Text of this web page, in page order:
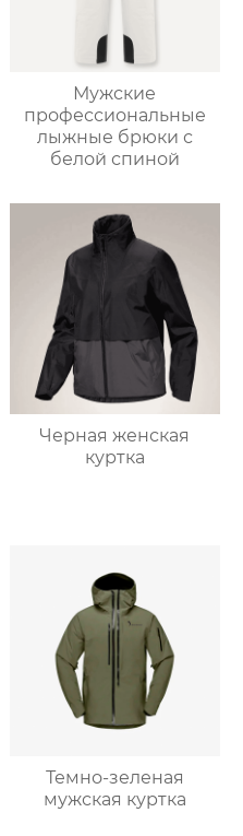
Мужские
профессиональные
лыжные брюки с
белой спиной
Черная женская
куртка
Темно-зеленая
мужская куртка